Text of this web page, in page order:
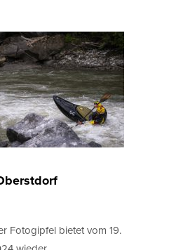
Fotogipfel bietet vom 19.